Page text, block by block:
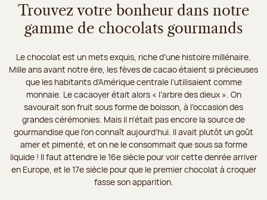
Trouvez votre bonheur dans notre
gamme de chocolats gourmands
Le chocolat est un mets exquis, riche d’une histoire millénaire.
Mille ans avant notre ère, les fèves de cacao étaient si précieuses
que les habitants d’Amérique centrale l’utilisaient comme
monnaie. Le cacaoyer était alors « l’arbre des dieux ». On
savourait son fruit sous forme de boisson, à l’occasion des
grandes cérémonies. Mais il n’était pas encore la source de
gourmandise que l’on connaît aujourd’hui. Il avait plutôt un goût
amer et pimenté, et on ne le consommait que sous sa forme
liquide ! Il faut attendre le 16e siècle pour voir cette denrée arriver
en Europe, et le 17e siècle pour que le premier chocolat à croquer
fasse son apparition.